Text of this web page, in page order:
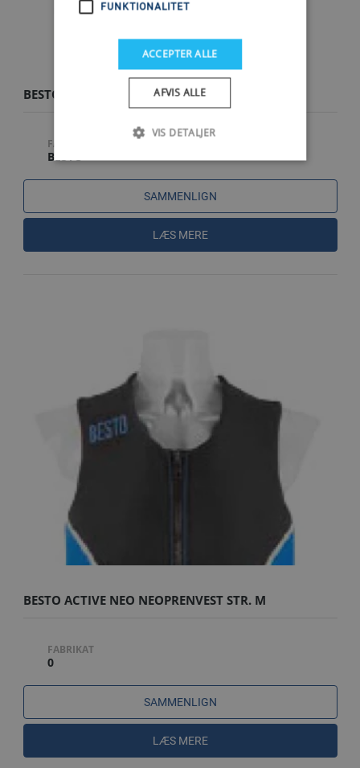
BESTO ACTIVE NEO NEOPRENVEST STR. L
FABRIKAT
BESTO
SAMMENLIGN
LÆS MERE
BESTO ACTIVE NEO NEOPRENVEST STR. M
FABRIKAT
0
SAMMENLIGN
LÆS MERE
FUNKTIONALITET
ACCEPTER ALLE
AFVIS ALLE
VIS DETALJER